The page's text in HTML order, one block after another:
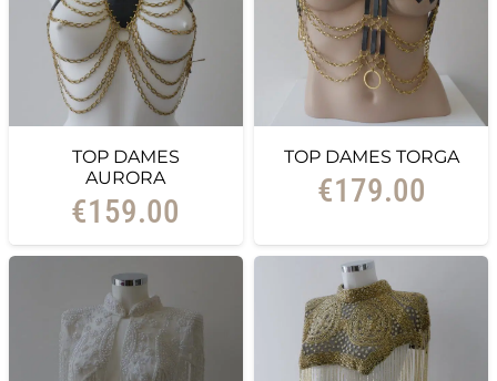
TOP DAMES
AURORA
€159.00
TOP DAMES TORGA
€179.00